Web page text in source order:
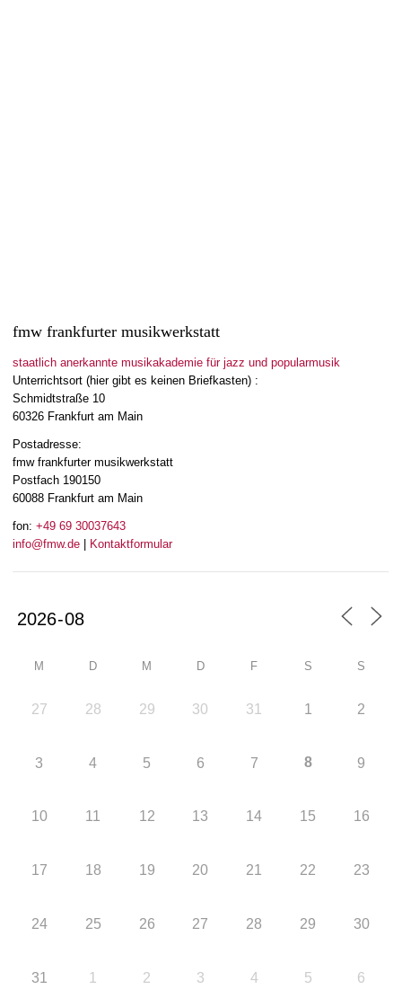
fmw frankfurter musikwerkstatt
staatlich anerkannte musikakademie für jazz und popularmusik
Unterrichtsort (hier gibt es keinen Briefkasten) :
Schmidtstraße 10
60326 Frankfurt am Main
Postadresse:
fmw frankfurter musikwerkstatt
Postfach 190150
60088 Frankfurt am Main
fon: +49 69 30037643
info@fmw.de
Kontaktformular
M D M D F S S
27 28 29 30 31 1 2
3 4 5 6 7 8 9
10 11 12 13 14 15 16
17 18 19 20 21 22 23
24 25 26 27 28 29 30
31 1 2 3 4 5 6